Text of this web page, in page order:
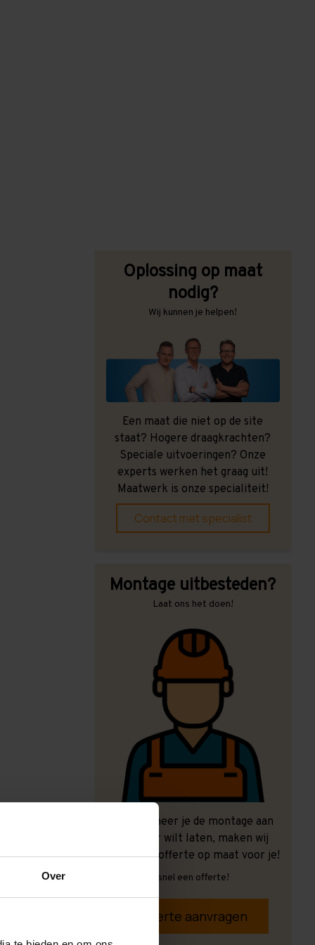
Over
Oplossing op maat
nodig?
Wij kunnen je helpen!
Een maat die niet op de site
staat? Hogere draagkrachten?
Speciale uitvoeringen? Onze
experts werken het graag uit!
Maatwerk is onze specialiteit!
Contact met specialist
Montage uitbesteden?
Laat ons het doen!
Ook wanneer je de montage aan
ons over wilt laten, maken wij
graag een offerte op maat voor je!
Vrijblijvend, snel een offerte!
Offerte aanvragen